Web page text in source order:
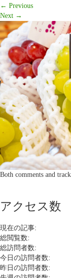
← Previous
Next →
Both comments and
アクセス数
現在の記事:
総閲覧数:
総訪問者数:
今日の訪問者数:
昨日の訪問者数: